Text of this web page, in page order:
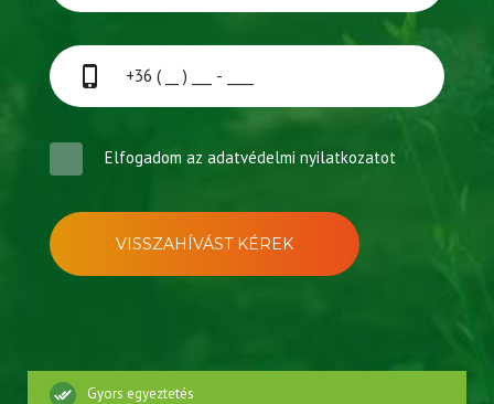
VISSZAHÍVÁST KÉREK
Elfogadom az adatvédelmi nyilatkozatot
Gyors egyeztetés